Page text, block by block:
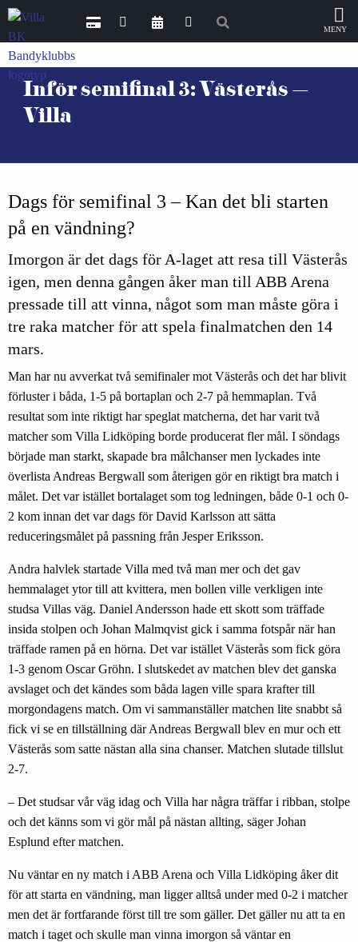
Inför semifinal 3: Västerås –
Villa
Dags för semifinal 3 – Kan det bli starten
på en vändning?
Imorgon är det dags för A-laget att resa till Västerås
igen, men denna gången åker man till ABB Arena
pressade till att vinna, något som man måste göra i
tre raka matcher för att spela finalmatchen den 14
mars.
Man har nu avverkat två semifinaler mot Västerås och det har blivit
förluster i båda, 1-5 på bortaplan och 2-7 på hemmaplan. Två
resultat som inte riktigt har speglat matcherna, det har varit två
matcher som Villa Lidköping borde producerat fler mål. I söndags
började man starkt, skapade bra målchanser men lyckades inte
överlista Andreas Bergwall som återigen gör en riktigt bra match i
målet. Det var istället bortalaget som tog ledningen, både 0-1 och 0-
2 kom innan det var dags för David Karlsson att sätta
reduceringsmålet på passning från Jesper Eriksson.
Andra halvlek startade Villa med två man mer och det gav
hemmalaget ytor till att kvittera, men bollen ville verkligen inte
studsa Villas väg. Daniel Andersson hade ett skott som träffade
insida stolpen och Johan Malmqvist gick i samma fotspår när han
träffade ramen på en hörna. Det var istället Västerås som fick göra
1-3 genom Oscar Gröhn. I slutskedet av matchen blev det ganska
avslaget och det kändes som båda lagen ville spara krafter till
morgondagens match. Om vi sammanställer matchen lite snabbt så
fick vi se en tillställning där Andreas Bergwall blev en mur och ett
Västerås som satte nästan alla sina chanser. Matchen slutade tillslut
2-7.
– Det studsar vår väg idag och Villa har några träffar i ribban, stolpe
och det känns som vi gör mål på nästan allting, säger Johan
Esplund efter matchen.
Nu väntar en ny match i ABB Arena och Villa Lidköping åker dit
för att starta en vändning, man ligger alltså under med 0-2 i matcher
men det är fortfarande först till tre som gäller. Det gäller nu att ta en
match i taget och skulle man vinna imorgon så väntar en